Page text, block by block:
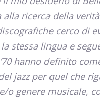
alla ricerca della verità
cerco di
stessa lingua e
hanno definito
jazz per quel che
o genere musicale,